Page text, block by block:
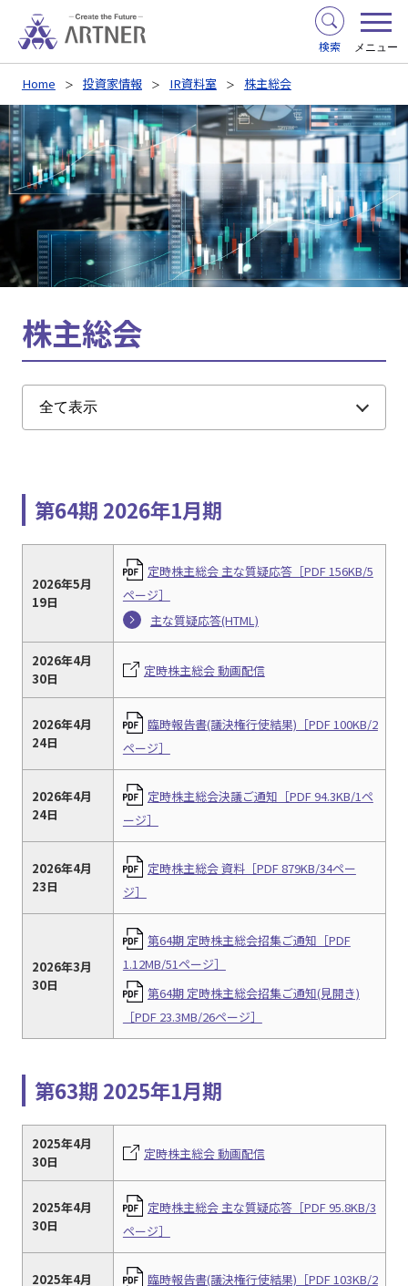
検索 メニュー
Home 投資家情報 IR資料室 株主総会
株主総会
全て表示
第64期 2026年1月期
2026年5月
19日
定時株主総会 主な質疑応答［PDF 156KB/5
ページ］
主な質疑応答(HTML)
2026年4月
30日
定時株主総会 動画配信
2026年4月
24日
臨時報告書(議決権行使結果)［PDF 100KB/2
ページ］
2026年4月
24日
定時株主総会決議ご通知［PDF 94.3KB/1ペ
ージ］
2026年4月
23日
定時株主総会 資料［PDF 879KB/34ペー
ジ］
2026年3月
30日
第64期 定時株主総会招集ご通知［PDF
1.12MB/51ページ］
第64期 定時株主総会招集ご通知(見開き)
［PDF 23.3MB/26ページ］
第63期 2025年1月期
2025年4月
30日
定時株主総会 動画配信
2025年4月
30日
定時株主総会 主な質疑応答［PDF 95.8KB/3
ページ］
2025年4月
臨時報告書(議決権行使結果)［PDF 103KB/2